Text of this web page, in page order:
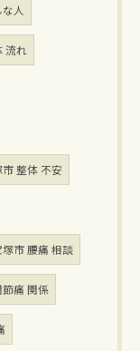
人
流れ
整体 不安
塚市 腰痛 相談
痛 関係